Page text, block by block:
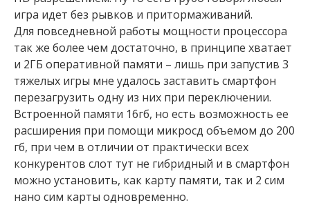
игра идет без рывков и притормаживаний.
Для повседневной работы мощности процессора
так же более чем достаточно, в принципе хватает
и 2ГБ оперативной памяти – лишь при запустив 3
тяжелых игры мне удалось заставить смартфон
перезагрузить одну из них при переключении.
Встроенной памяти 16гб, но есть возможность ее
расширения при помощи микросд объемом до 200
гб, при чем в отличии от практически всех
конкурентов слот тут не гибридный и в смартфон
можно установить, как карту памяти, так и 2 сим
нано сим карты одновременно.